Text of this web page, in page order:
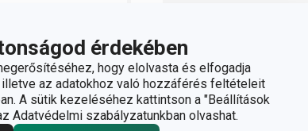
érdekében
hogy elolvasta és elfogadja
az adatokhoz való hozzáférés feltételeit
A sütik kezeléséhez kattintson a "Beállítások
Adatvédelmi szabályzatunkban olvashat.
EAN
A GARANCIÁLIS